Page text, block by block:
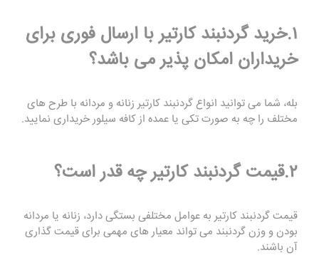
۱.خرید گردنبند کارتیر با ارسال فوری برای
خریداران امکان پذیر می باشد؟
بله، شما می توانید انواع گردنبند کارتیر زنانه و مردانه با طرح های
مختلف را چه به صورت تکی یا عمده از کافه سیلور خریداری نمایید.
۲.قیمت گردنبند کارتیر چه قدر است؟
قیمت گردنبند کارتیر به عوامل مختلفی بستگی دارد، زنانه یا مردانه
بودن و وزن گردنبند می تواند معیار های مهمی برای قیمت گذاری
آن باشند.